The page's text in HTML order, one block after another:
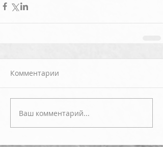
Комментарии
Ваш комментарий...